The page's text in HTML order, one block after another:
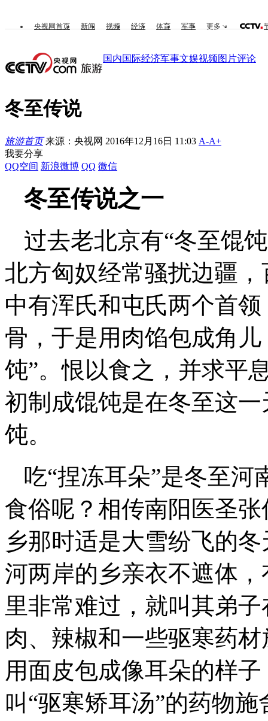
央视网首页 新闻 视频 经济 体育 军事 更多
国内国际经济军事文娱视频图片评论
冬至传说
旅游首页 来源：央视网 2016年12月16日 11:03 A-A+
我要分享
QQ空间 新浪微博 QQ 微信
冬至传说之一
过去老北京有“冬至馄
北方匈奴经常骚扰边疆
中有浑氏和屯氏两个首
骨，于是用肉馅包成角儿
饨”。恨以食之，并求平
初制成馄饨是在冬至这
饨。
吃“捏冻耳朵”是冬至
食俗呢？相传南阳医圣
乡那时适是大雪纷飞的
河两岸的乡亲衣不遮体
里非常难过，就叫其弟
肉、辣椒和一些驱寒药
用面皮包成像耳朵的样
叫“驱寒矫耳汤”的药物